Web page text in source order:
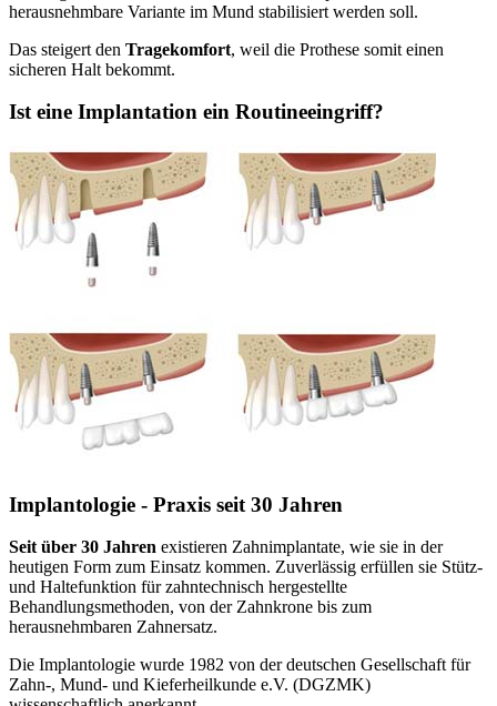
herausnehmbare Variante im Mund stabilisiert werden soll.
Das steigert den Tragekomfort, weil die Prothese somit einen
sicheren Halt bekommt.
Ist eine Implantation ein Routineeingriff?
Implantologie - Praxis seit 30 Jahren
Seit über 30 Jahren existieren Zahnimplantate, wie sie in der
heutigen Form zum Einsatz kommen. Zuverlässig erfüllen sie Stütz-
und Haltefunktion für zahntechnisch hergestellte
Behandlungsmethoden, von der Zahnkrone bis zum
herausnehmbaren Zahnersatz.
Die Implantologie wurde 1982 von der deutschen Gesellschaft für
Zahn-, Mund- und Kieferheilkunde e.V. (DGZMK)